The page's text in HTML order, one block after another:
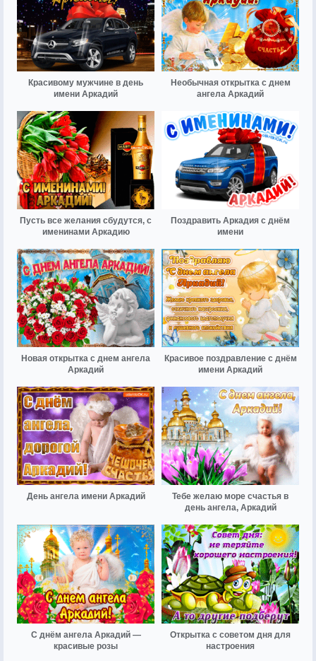
Красивому мужчине в день
имени Аркадий
Необычная открытка с днем
ангела Аркадий
Пусть все желания сбудутся, с
именинами Аркадию
Поздравить Аркадия с днём
имени
Новая открытка с днем ангела
Аркадий
Красивое поздравление с днём
имени Аркадий
День ангела имени Аркадий
Тебе желаю море счастья в
день ангела, Аркадий
С днём ангела Аркадий —
красивые розы
Открытка с советом дня для
настроения